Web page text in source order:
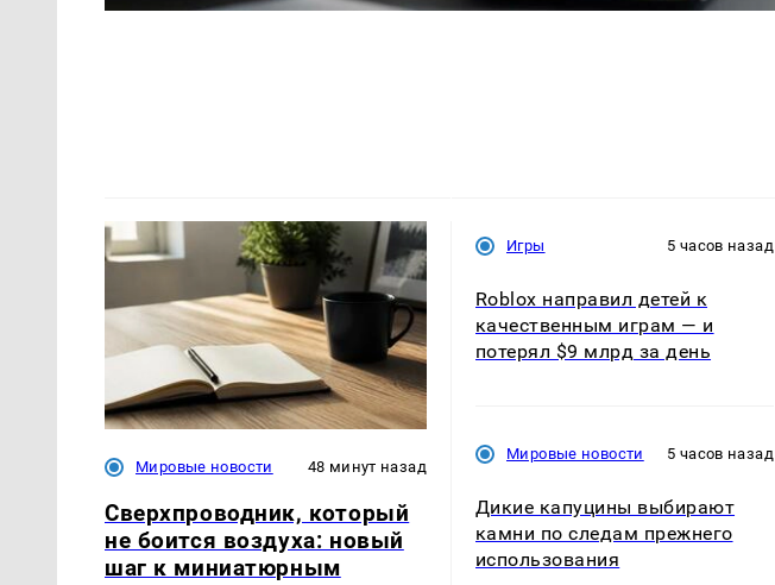
Мировые новости 48 минут назад
Сверхпроводник, который
не боится воздуха: новый
шаг к миниатюрным
Игры 5 часов назад
Roblox направил детей к
качественным играм — и
потерял $9 млрд за день
Мировые новости 5 часов назад
Дикие капуцины выбирают
камни по следам прежнего
использования